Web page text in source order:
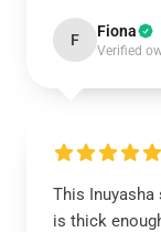
F Fiona
Verified
This
is thick